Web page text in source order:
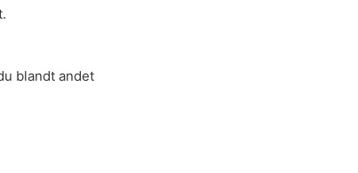
blandt andet